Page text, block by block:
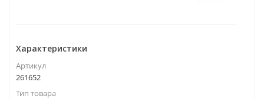
Характеристики
Артикул
261652
Тип товара